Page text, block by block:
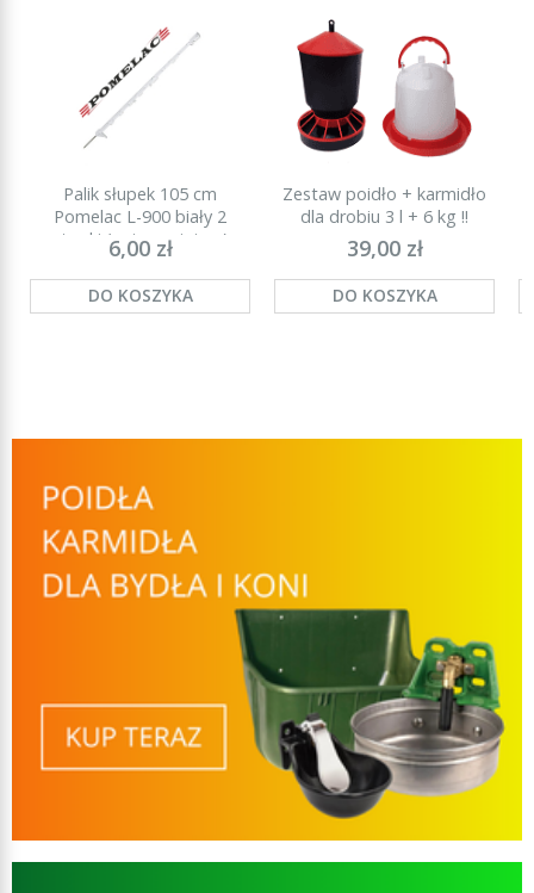
Palik słupek 105 cm
Pomelac L-900 biały 2
stopki (najmocniejszy)
6,00 zł
DO KOSZYKA
Zestaw poidło + karmidło
dla drobiu 3 l + 6 kg !!
39,00 zł
DO KOSZYKA